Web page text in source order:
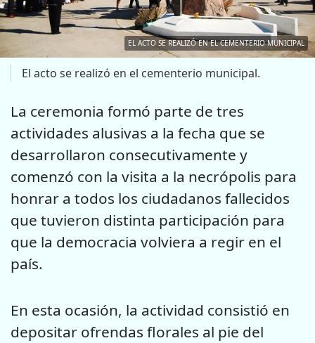
EL ACTO SE REALIZÓ EN EL CEMENTERIO MUNICIPAL
El acto se realizó en el cementerio municipal.
La ceremonia formó parte de tres
actividades alusivas a la fecha que se
desarrollaron consecutivamente y
comenzó con la visita a la necrópolis para
honrar a todos los ciudadanos fallecidos
que tuvieron distinta participación para
que la democracia volviera a regir en el
país.
En esta ocasión, la actividad consistió en
depositar ofrendas florales al pie del